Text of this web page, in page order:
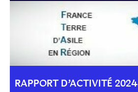
RAPPORT D’ACTIVITÉ 2024